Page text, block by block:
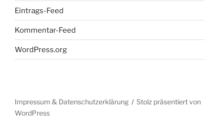
Eintrags-Feed
Kommentar-Feed
WordPress.org
Impressum & Datenschutzerklärung
Stolz präsentiert von
WordPress